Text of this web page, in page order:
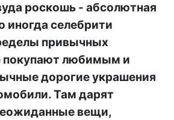
роскошь - абсолютная
иногда селебрити
привычных
покупают любимым и
дорогие украшения
Там дарят
вещи,